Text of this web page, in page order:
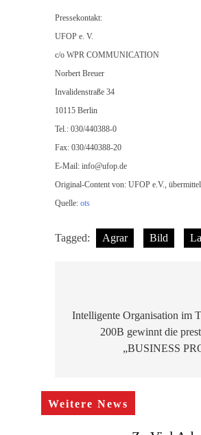
Pressekontakt:
UFOP e. V.
c/o WPR COMMUNICATION
Norbert Breuer
Invalidenstraße 34
10115 Berlin
Tel.: 030/440388-0
Fax: 030/440388-20
E-Mail: info@ufop.de
Original-Content von: UFOP e.V.,
Quelle: ots
Tagged: Agrar Bild
Intelligente Organisation im
200B gewinnt die
„BUSINESS
Weitere News